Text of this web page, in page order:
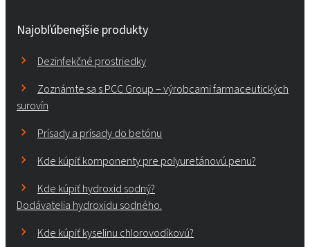
Najobľúbenejšie produkty
Dezinfekčné prostriedky
Zoznámte sa s PCC Group – výrobcami farmaceutických
surovín
Prísady a prísady do betónu
Kde kúpiť komponenty pre polyuretánovú penu?
Kde kúpiť hydroxid sodný?
Dodávatelia hydroxidu sodného.
Kde kúpiť kyselinu chlorovodíkovú?